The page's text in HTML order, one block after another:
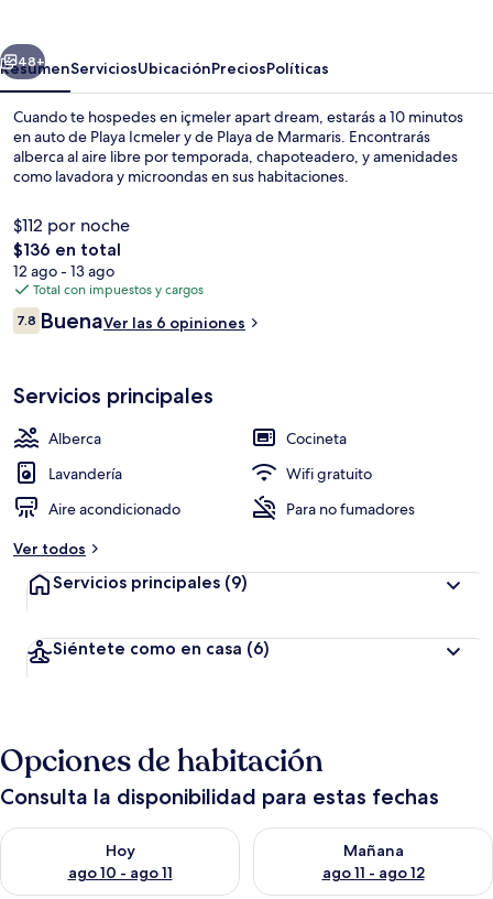
Siguiente
48+
ResumenServiciosUbicaciónPreciosPolíticas
Cuando te hospedes en içmeler apart dream, estarás a 10 minutos
en auto de Playa Icmeler y de Playa de Marmaris. Encontrarás
alberca al aire libre por temporada, chapoteadero, y amenidades
como lavadora y microondas en sus habitaciones.
$112 por noche
El
precio
total
es
de
$136 en total
12 ago - 13 ago
Total con impuestos y cargos
Opiniones
7.87.8 de 10,
BuenaVer las 6 opiniones
Servicios principales
Alberca
Cocineta
Lavandería
Wifi gratuito
Aire acondicionado
Para no fumadores
Ver todos
Servicios principales (9)
Siéntete como en casa (6)
Opciones de habitación
Consulta la disponibilidad para estas fechas
Hoy
ago 10 - ago 11
Consulta la disponibilidad para hoy ago 10 - ago 11
Mañana
ago 11 - ago 12
Consulta la disponibilidad